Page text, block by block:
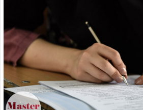
اردبیلی